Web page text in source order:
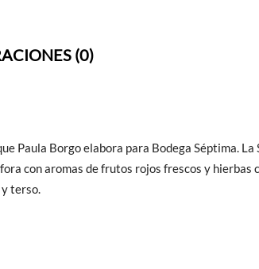
(0)
Paula Borgo elabora para Bodega Séptima. La
con aromas de frutos rojos frescos y hierbas
terso.